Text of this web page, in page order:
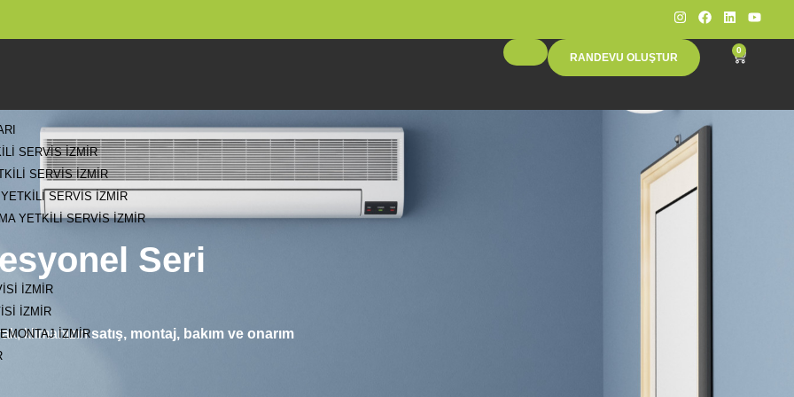
SERVIS İZMIR
SERVIS İZMIR
SERVIS İZMIR
YETKILI SERVIS İZMIR
İZMIR
İZMIR
İZMIR
RANDEVU OLUŞTUR
0
Seri
klimanızınsatış, montaj, bakım ve onarım